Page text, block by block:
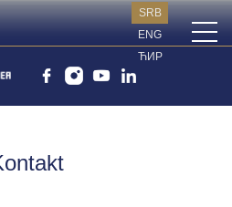
SRB
ENG
ЋИР